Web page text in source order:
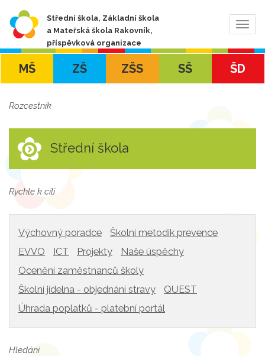
Střední škola, Základní škola
a Mateřská škola Rakovník,
příspěvková organizace
MŠ ZŠ ZŠS SŠ ŠD
Rozcestník
Střední škola
Rychle k cíli
Výchovný poradce
Školní metodik prevence
EVVO
ICT Projekty
Naše úspěchy
Ocenění zaměstnanců školy
Školní jídelna - objednání stravy
QUEST
Úhrada poplatků - platební portál
Hledání